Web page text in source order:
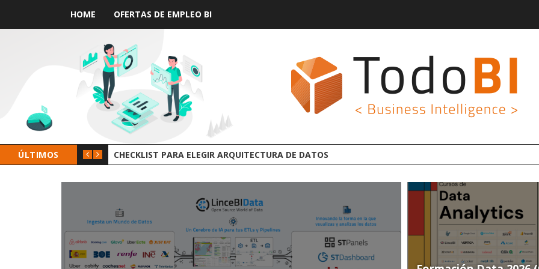
HOME OFERTAS DE EMPLEO BI
ÚLTIMOS GROOT AI LINCEBI: LA NUEVA PLATAFORMA ANALYTICS AI OPEN SOURCE